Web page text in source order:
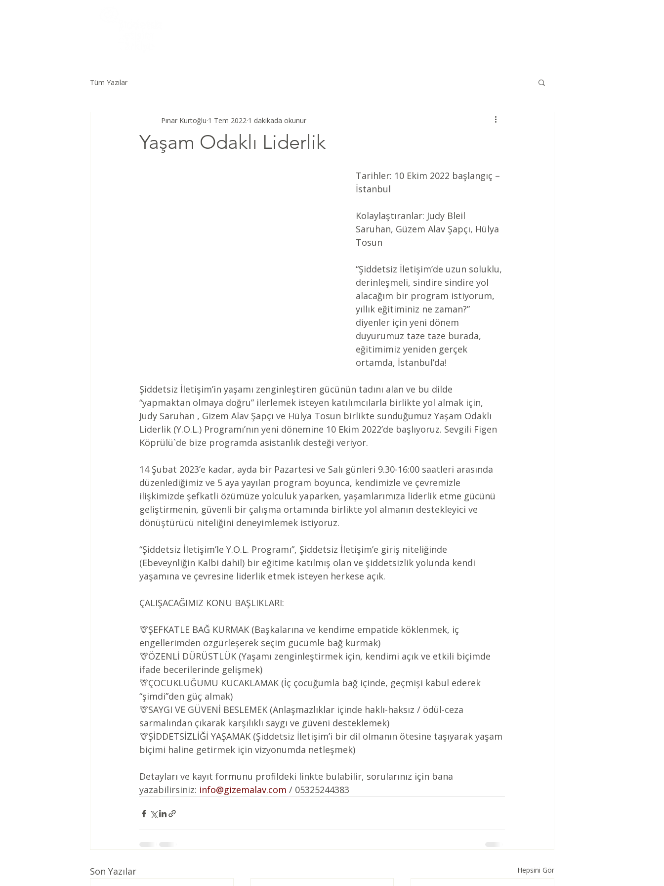
Tüm Yazılar
Yaşam Odaklı Liderlik
Pınar Kurtoğlu 1 Tem 2022 1 dakikada okunur
Tarihler: 10 Ekim 2022 başlangıç –
İstanbul
Kolaylaştıranlar: Judy Bleil
Saruhan, Güzem Alav Şapçı, Hülya
Tosun
“Şiddetsiz İletişim’de uzun soluklu,
derinleşmeli, sindire sindire yol
alacağım bir program istiyorum,
yıllık eğitiminiz ne zaman?”
diyenler için yeni dönem
duyurumuz taze taze burada,
eğitimimiz yeniden gerçek
ortamda, İstanbul’da!
Şiddetsiz İletişim’in yaşamı zenginleştiren gücünün tadını alan ve bu dilde
“yapmaktan olmaya doğru” ilerlemek isteyen katılımcılarla birlikte yol almak için,
Judy Saruhan , Gizem Alav Şapçı ve Hülya Tosun birlikte sunduğumuz Yaşam Odaklı
Liderlik (Y.O.L.) Programı’nın yeni dönemine 10 Ekim 2022’de başlıyoruz. Sevgili Figen
Köprülü`de bize programda asistanlık desteği veriyor.
14 Şubat 2023’e kadar, ayda bir Pazartesi ve Salı günleri 9.30-16:00 saatleri arasında
düzenlediğimiz ve 5 aya yayılan program boyunca, kendimizle ve çevremizle
ilişkimizde şefkatli özümüze yolculuk yaparken, yaşamlarımıza liderlik etme gücünü
geliştirmenin, güvenli bir çalışma ortamında birlikte yol almanın destekleyici ve
dönüştürücü niteliğini deneyimlemek istiyoruz.
“Şiddetsiz İletişim’le Y.O.L. Programı”, Şiddetsiz İletişim’e giriş niteliğinde
(Ebeveynliğin Kalbi dahil) bir eğitime katılmış olan ve şiddetsizlik yolunda kendi
yaşamına ve çevresine liderlik etmek isteyen herkese açık.
ÇALIŞACAĞIMIZ KONU BAŞLIKLARI:
🦒ŞEFKATLE BAĞ KURMAK (Başkalarına ve kendime empatide köklenmek, iç
engellerimden özgürleşerek seçim gücümle bağ kurmak)
🦒ÖZENLİ DÜRÜSTLÜK (Yaşamı zenginleştirmek için, kendimi açık ve etkili biçimde
ifade becerilerinde gelişmek)
🦒ÇOCUKLUĞUMU KUCAKLAMAK (İç çocuğumla bağ içinde, geçmişi kabul ederek
“şimdi”den güç almak)
🦒SAYGI VE GÜVENİ BESLEMEK (Anlaşmazlıklar içinde haklı-haksız / ödül-ceza
sarmalından çıkarak karşılıklı saygı ve güveni desteklemek)
🦒ŞİDDETSİZLİĞİ YAŞAMAK (Şiddetsiz İletişim’i bir dil olmanın ötesine taşıyarak yaşam
biçimi haline getirmek için vizyonumda netleşmek)
Detayları ve kayıt formunu profildeki linkte bulabilir, sorularınız için bana
yazabilirsiniz: info@gizemalav.com / 05325244383
Son Yazılar Hepsini Gör